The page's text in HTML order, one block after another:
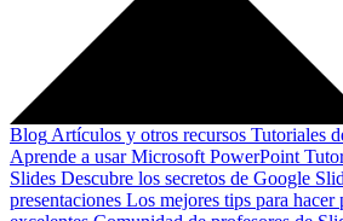
Blog Artículos y otros recursos Tutoriales
Aprende a usar Microsoft PowerPoint
Slides Descubre los secretos de Google
presentaciones Los mejores tips para hacer